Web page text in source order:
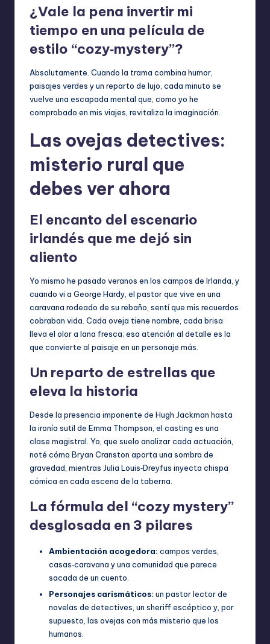
¿Vale la pena invertir mi
tiempo en una película de
estilo “cozy‑mystery”?
Absolutamente. Cuando la trama combina humor,
paisajes verdes y un reparto de lujo, cada minuto se
vuelve una escapada mental que, como yo he
comprobado en mis viajes, revitaliza la imaginación.
Las ovejas detectives:
misterio rural que
debes ver ahora
El encanto del escenario
irlandés que me dejó sin
aliento
Yo mismo he pasado veranos en los campos de Irlanda, y
cuando vi a George Hardy, el pastor que vive en una
caravana rodeado de su rebaño, sentí que mis recuerdos
cobraban vida. Cada oveja tiene nombre, cada brisa
lleva el olor a lana fresca; esa atención al detalle es la
que convierte al paisaje en un personaje más.
Un reparto de estrellas que
eleva la historia
Desde la presencia imponente de Hugh Jackman hasta
la ironía sutil de Emma Thompson, el casting es una
clase magistral. Yo, que suelo analizar cada actuación,
noté cómo Bryan Cranston aporta una sombra de
gravedad, mientras Julia Louis‑Dreyfus inyecta chispa
cómica en cada escena de la taberna.
La fórmula del “cozy mystery”
desglosada en 3 pilares
Ambientación acogedora: campos verdes,
casas‑caravana y una comunidad que parece
sacada de un cuento.
Personajes carismáticos: un pastor lector de
novelas de detectives, un sheriff escéptico y, por
supuesto, las ovejas con más misterio que los
humanos.